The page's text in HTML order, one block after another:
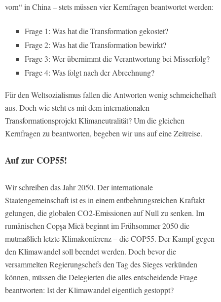
vorn“ in China – stets müssen vier Kernfragen beantwortet werden:
Frage 1: Was hat die Transformation gekostet?
Frage 2: Was hat die Transformation bewirkt?
Frage 3: Wer übernimmt die Verantwortung bei Misserfolg?
Frage 4: Was folgt nach der Abrechnung?
Für den Weltsozialismus fallen die Antworten wenig schmeichelhaft
aus. Doch wie steht es mit dem internationalen
Transformationsprojekt Klimaneutralität? Um die gleichen
Kernfragen zu beantworten, begeben wir uns auf eine Zeitreise.
Auf zur COP55!
Wir schreiben das Jahr 2050. Der internationale
Staatengemeinschaft ist es in einem entbehrungsreichen Kraftakt
gelungen, die globalen CO2-Emissionen auf Null zu senken. Im
rumänischen Copşa Mică beginnt im Frühsommer 2050 die
mutmaßlich letzte Klimakonferenz – die COP55. Der Kampf gegen
den Klimawandel soll beendet werden. Doch bevor die
versammelten Regierungschefs den Tag des Sieges verkünden
können, müssen die Delegierten die alles entscheidende Frage
beantworten: Ist der Klimawandel eigentlich gestoppt?